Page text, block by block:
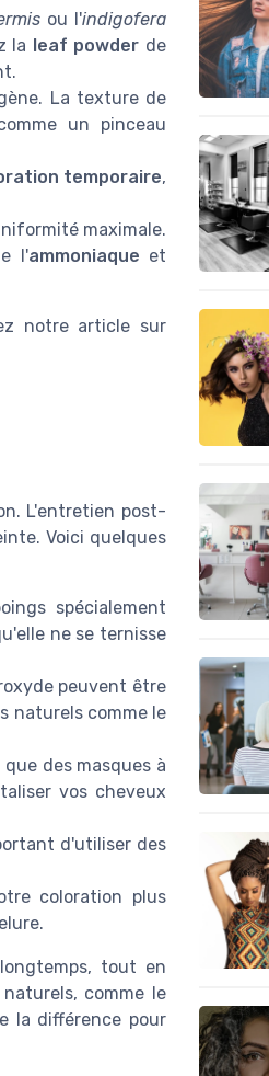
ou l'indigofera
la leaf powder de
La texture de
un pinceau
temporaire,
maximale.
l'ammoniaque et
notre article sur
L'entretien post-
Voici quelques
spécialement
ne se ternisse
peuvent être
naturels comme le
des masques à
vos cheveux
d'utiliser des
coloration plus
tout en
comme le
la différence pour